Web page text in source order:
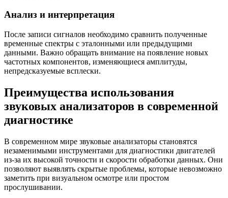
Анализ и интерпретация
После записи сигналов необходимо сравнить полученные
временные спектры с эталонными или предыдущими
данными. Важно обращать внимание на появление новых
частотных компонентов, изменяющиеся амплитуды,
непредсказуемые всплески.
Преимущества использования
звуковых анализаторов в современной
диагностике
В современном мире звуковые анализаторы становятся
незаменимыми инструментами для диагностики двигателей
из-за их высокой точности и скорости обработки данных. Они
позволяют выявлять скрытые проблемы, которые невозможно
заметить при визуальном осмотре или простом
прослушивании.